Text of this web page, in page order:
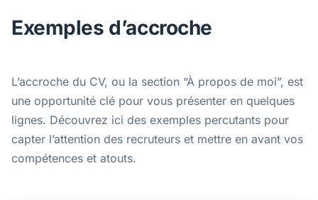
Exemples d’accroche
L’accroche du CV, ou la section “À propos de moi”, est
une opportunité clé pour vous présenter en quelques
lignes. Découvrez ici des exemples percutants pour
capter l’attention des recruteurs et mettre en avant vos
compétences et atouts.